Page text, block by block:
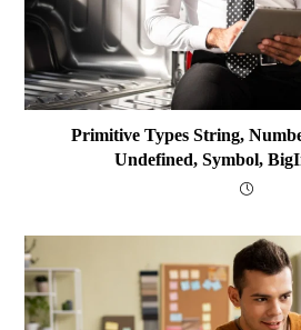
Primitive Types String,
Undefined, Symbol,